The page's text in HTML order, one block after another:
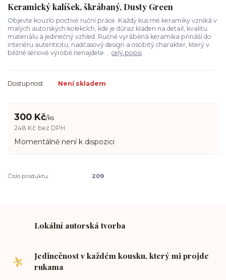
Keramický kalíšek, škrábaný, Dusty Green
Objevte kouzlo poctivé ruční práce. Každý kus mé keramiky vzniká v
malých autorských kolekcích, kde je důraz kladen na detail, kvalitu
materiálu a jedinečný vzhled. Ručně vyráběná keramika přináší do
interiéru autenticitu, nadčasový design a osobitý charakter, který v
běžné sériové výrobě nenajdete.... celý popis
Dostupnost Není skladem
300 Kč/ks
248 Kč bez DPH
Momentálně není k dispozici
Číslo produktu: 209
Lokální autorská tvorba
Jedinečnost v každém kousku, který mi projde
rukama